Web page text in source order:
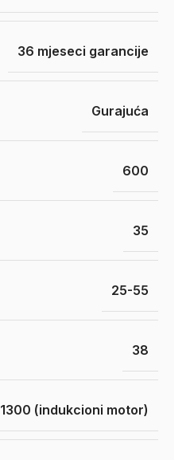
36 mjeseci garancije
Gurajuća
600
35
25-55
38
1300 (indukcioni motor)